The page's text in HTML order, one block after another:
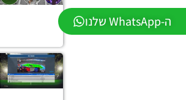
ה-WhatsApp שלנו